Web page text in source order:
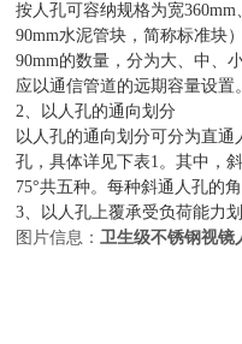
按人孔可容纳规格为宽
90mm水泥管块，简称标准块
90mm的数量，分为大、中、
应以通信管道的远期容量设置
2、以人孔的通向划分
以人孔的通向划分可分为直
孔，具体详见下表1。其中，斜
75°共五种。每种斜通人孔的
3、以人孔上覆承受负荷能力
图片信息： 卫生级不锈钢视镜